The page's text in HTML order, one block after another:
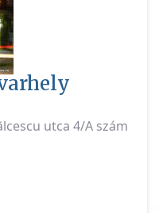
utca 4/A szám